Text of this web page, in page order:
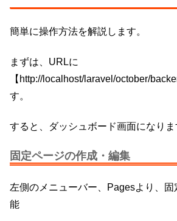
簡単に操作方法を解説します。
まずは、URLに
【http://localhost/laravel/october/
す。
すると、ダッシュボード画面になりま
固定ページの作成・編集
左側のメニューバー、Pagesより、
能